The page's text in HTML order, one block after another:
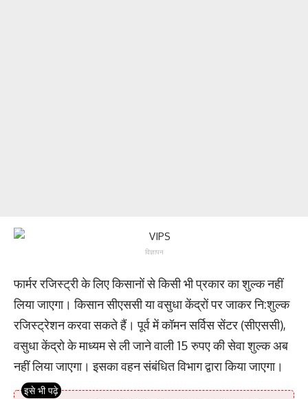
विज्ञापन
फार्मर रजिस्ट्री के लिए किसानों से किसी भी प्रकार का शुल्क नहीं
लिया जाएगा। किसान सीएससी या वसुधा केंद्रों पर जाकर नि:शुल्क
रजिस्ट्रेशन करवा सकते हैं। पूर्व में कॉमन सर्विस सेंटर (सीएससी),
वसुधा केंद्रो के माध्यम से ली जाने वाली 15 रुपए की सेवा शुल्क अब
नहीं लिया जाएगा। इसका वहन संबंधित विभाग द्वारा किया जाएगा।